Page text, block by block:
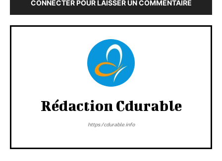
CONNECTER POUR LAISSER UN COMMENTAIRE
Rédaction Cdurable
https:/cdurable.info